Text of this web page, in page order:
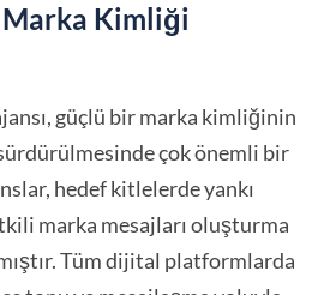
Kimliği
güçlü bir marka kimliğinin
çok önemli bir
hedef kitlelerde yankı
marka mesajları oluşturma
Tüm dijital platformlarda